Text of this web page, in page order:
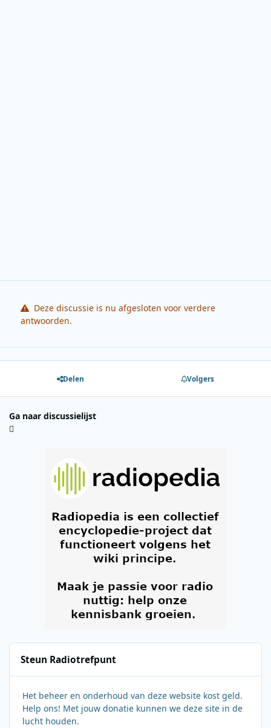
Deze discussie is nu afgesloten voor verdere
antwoorden.
Delen Volgers
Ga naar discussielijst
Steun Radiotrefpunt
Het beheer en onderhoud van deze website kost geld.
Help ons! Met jouw donatie kunnen we deze site in de
lucht houden.